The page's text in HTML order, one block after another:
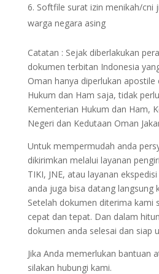
Softfile surat izin menikah/cni
warga negara asing
Catatan : Sejak diberlakukan
dokumen terbitan Indonesia
Oman hanya diperlukan
Hukum dan Ham saja, tidak
Kementerian Hukum dan Ham,
Negeri dan Kedutaan Oman
Untuk mempermudah anda
dikirimkan melalui layanan
TIKI, JNE, atau layanan
anda juga bisa datang langsung
Setelah dokumen diterima kami
cepat dan tepat. Dan dalam
dokumen anda selesai dan siap
Jika Anda memerlukan bantuan
silakan hubungi kami.